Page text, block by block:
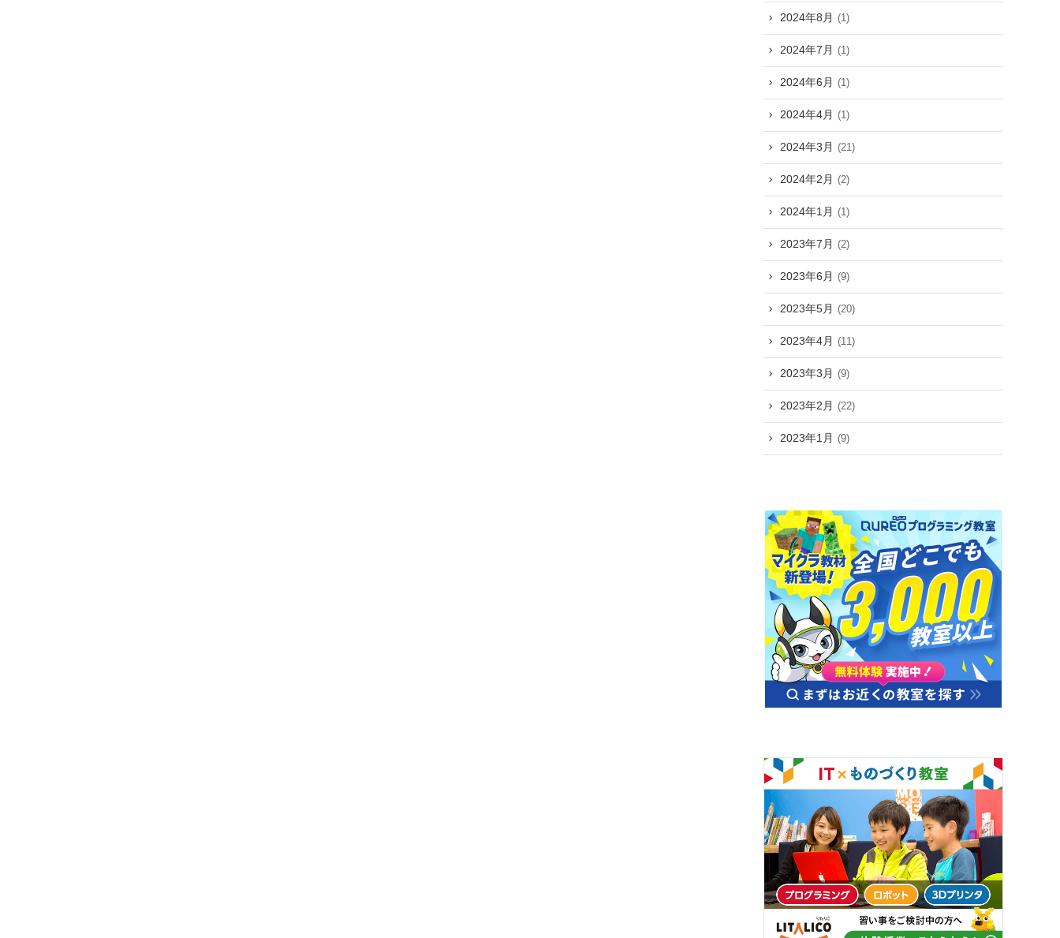
2024年8月 (1)
2024年7月 (1)
2024年6月 (1)
2024年4月 (1)
2024年3月 (21)
2024年2月 (2)
2024年1月 (1)
2023年7月 (2)
2023年6月 (9)
2023年5月 (20)
2023年4月 (11)
2023年3月 (9)
2023年2月 (22)
2023年1月 (9)